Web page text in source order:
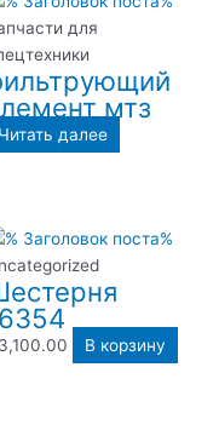
для
мтз
Читать далее
3,100.00 В корзину